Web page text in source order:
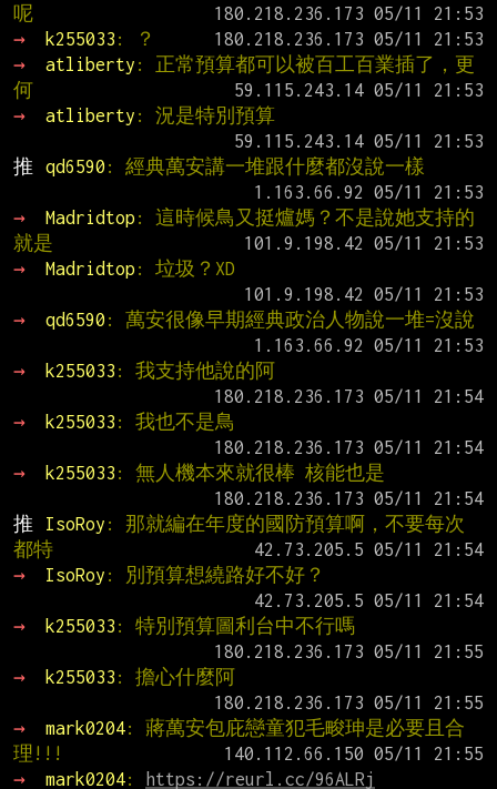
呢
→
k255033 : ？
→
atliberty : 正常預算都可以被百工百業插了，更
何
→
atliberty : 況是特別預算
推
qd6590 : 經典萬安講一堆跟什麼都沒說一樣
→
Madridtop : 這時候鳥又挺爐媽？不是說她支持的
就是
→
Madridtop : 垃圾？XD
→
qd6590 : 萬安很像早期經典政治人物說一堆=沒說
→
k255033 : 我支持他說的阿
→
k255033 : 我也不是鳥
→
k255033 : 無人機本來就很棒 核能也是
推
IsoRoy : 那就編在年度的國防預算啊，不要每次
都特
→
IsoRoy : 別預算想繞路好不好？
→
k255033 : 特別預算圖利台中不行嗎
→
k255033 : 擔心什麼阿
→
mark0204: 蔣萬安包庇戀童犯毛畯珅是必要且合
理!!!
→
mark0204: https://reurl.cc/96ALRj